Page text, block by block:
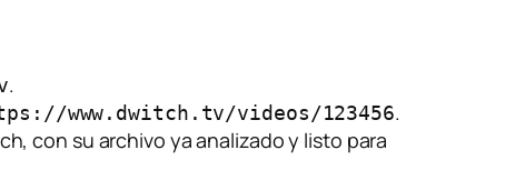
.
www.dwitch.tv/videos/123456.
con su archivo ya analizado y listo para